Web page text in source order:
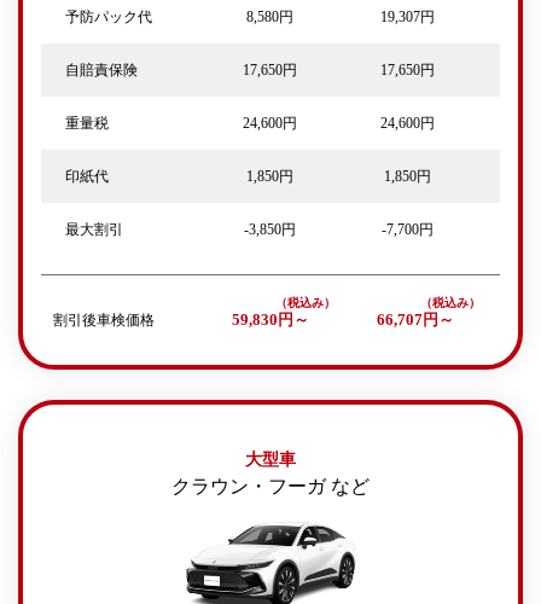
予防パック代 8,580円 19,307円
自賠責保険 17,650円 17,650円
重量税 24,600円 24,600円
印紙代 1,850円 1,850円
最大割引 -3,850円 -7,700円
割引後車検価格 59,830円～ 66,707円～
大型車
クラウン・フーガ など